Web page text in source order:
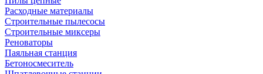
Расходные материалы
Строительные пылесосы
Строительные миксеры
Реноваторы
Паяльная станция
Бетоносмеситель